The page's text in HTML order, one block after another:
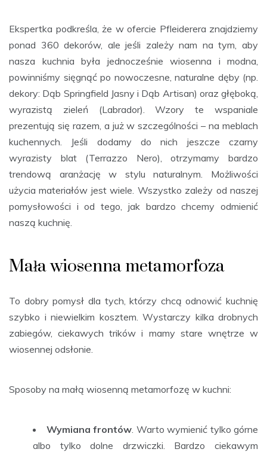
Ekspertka podkreśla, że w ofercie Pfleiderera znajdziemy
ponad 360 dekorów, ale jeśli zależy nam na tym, aby
nasza kuchnia była jednocześnie wiosenna i modna,
powinniśmy sięgnąć po nowoczesne, naturalne dęby (np.
dekory: Dąb Springfield Jasny i Dąb Artisan) oraz głęboką,
wyrazistą zieleń (Labrador). Wzory te wspaniale
prezentują się razem, a już w szczególności – na meblach
kuchennych. Jeśli dodamy do nich jeszcze czarny
wyrazisty blat (Terrazzo Nero), otrzymamy bardzo
trendową aranżację w stylu naturalnym. Możliwości
użycia materiałów jest wiele. Wszystko zależy od naszej
pomysłowości i od tego, jak bardzo chcemy odmienić
naszą kuchnię.
Mała wiosenna metamorfoza
To dobry pomysł dla tych, którzy chcą odnowić kuchnię
szybko i niewielkim kosztem. Wystarczy kilka drobnych
zabiegów, ciekawych trików i mamy stare wnętrze w
wiosennej odsłonie.
Sposoby na małą wiosenną metamorfozę w kuchni:
Wymiana frontów . Warto wymienić tylko górne
albo tylko dolne drzwiczki. Bardzo ciekawym